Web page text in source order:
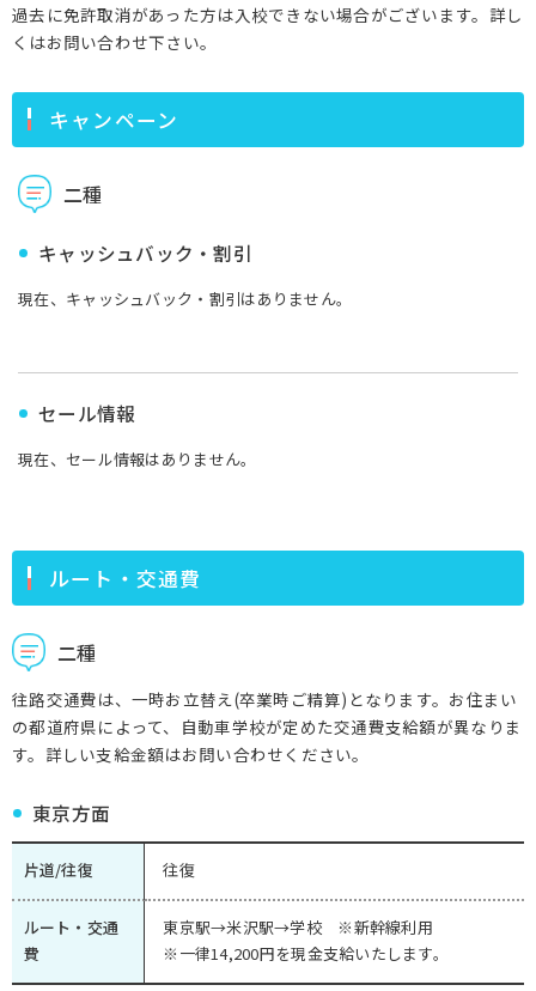
過去に免許取消があった方は入校できない場合がございます。詳し
くはお問い合わせ下さい。
キャンペーン
二種
キャッシュバック・割引
現在、キャッシュバック・割引はありません。
セール情報
現在、セール情報はありません。
ルート・交通費
二種
往路交通費は、一時お立替え(卒業時ご精算)となります。お住まい
の都道府県によって、自動車学校が定めた交通費支給額が異なりま
す。詳しい支給金額はお問い合わせください。
東京方面
片道/往復 往復
ルート・交通
費
東京駅→米沢駅→学校 ※新幹線利用
※一律14,200円を現金支給いたします。